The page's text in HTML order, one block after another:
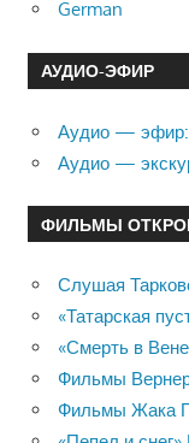
German
АУДИО-ЭФИР
Аудио — эфир:
Аудио —
ФИЛЬМЫ
Слушая
«Татарская
«Смерть в
Фильмы
Фильмы Жака